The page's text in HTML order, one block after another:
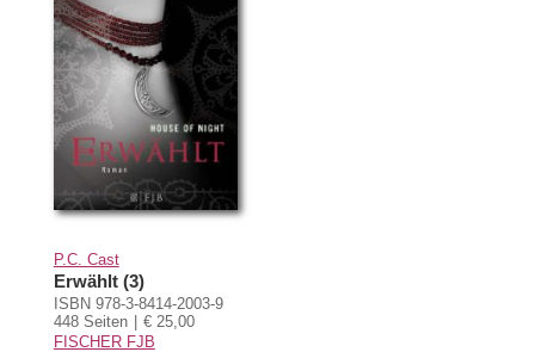
P.C. Cast
Erwählt (3)
ISBN 978-3-8414-2003-9
448 Seiten
€ 25,00
FISCHER FJB